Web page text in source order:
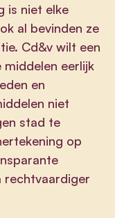
is niet elke
al bevinden ze
Cd&v wilt een
middelen eerlijk
en
niet
stad te
op
rechtvaardiger